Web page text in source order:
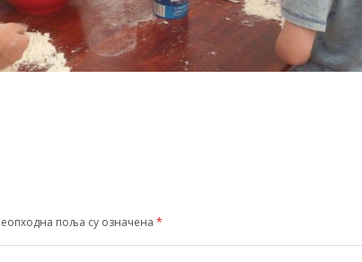
поља су означена*